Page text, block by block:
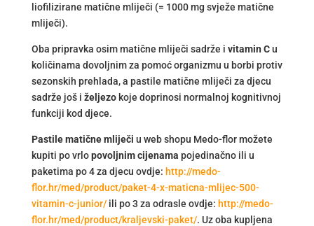
liofilizirane matične mliječi (= 1000 mg svježe matične
mliječi).
Oba pripravka osim matične mliječi sadrže i vitamin Cu
količinama dovoljnim za pomoć organizmu u borbi protiv
sezonskih prehlada, a pastile matične mliječi za djecu
sadrže još i željezokoje doprinosi normalnoj kognitivnoj
funkciji kod djece.
Pastile matične mliječi u web shopu Medo-flor možete
kupiti po vrlopovoljnim cijenama pojedinačno ili u
paketima po 4 za djecu ovdje: http://medo-
flor.hr/med/product/paket-4-x-maticna-mlijec-500-
vitamin-c-junior/ili po 3 za odrasle ovdje: http://medo-
flor.hr/med/product/kraljevski-paket/. Uz oba kupljena